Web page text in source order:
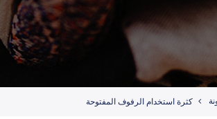
كثرة استخدام الرفوف المفتوحة